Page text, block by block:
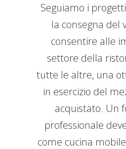
Seguiamo i
la consegna del
consentire alle
settore della
tutte le altre, una
in esercizio del
acquistato. Un
professionale
come cucina